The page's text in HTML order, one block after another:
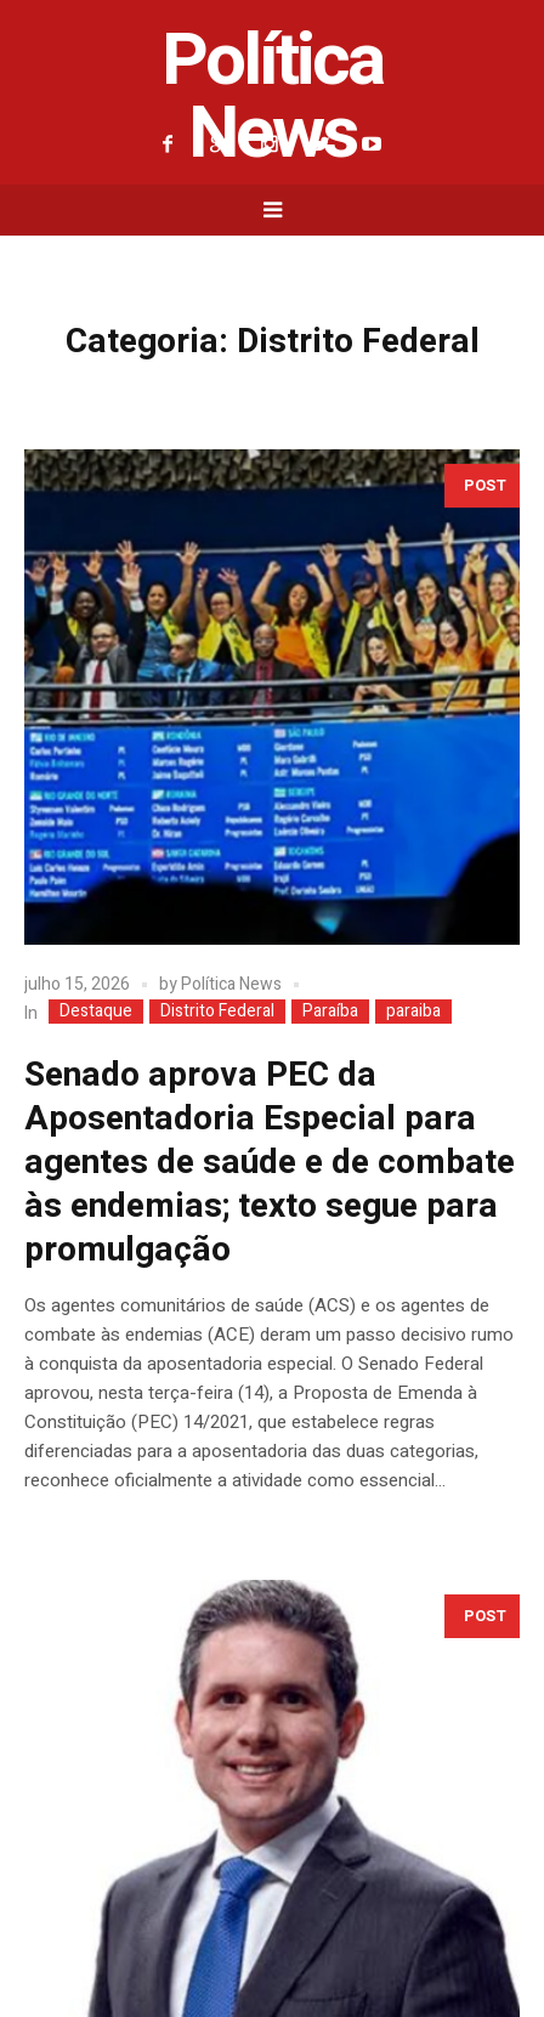
Política
News
Categoria: Distrito Federal
POST
julho 15, 2026 byPolítica News
In
Destaque Distrito Federal Paraíba paraiba
Senado aprova PEC da
Aposentadoria Especial para
agentes de saúde e de combate
às endemias; texto segue para
promulgação
Os agentes comunitários de saúde (ACS) e os agentes de
combate às endemias (ACE) deram um passo decisivo rumo
à conquista da aposentadoria especial. O Senado Federal
aprovou, nesta terça-feira (14), a Proposta de Emenda à
Constituição (PEC) 14/2021, que estabelece regras
diferenciadas para a aposentadoria das duas categorias,
reconhece oficialmente a atividade como essencial...
POST